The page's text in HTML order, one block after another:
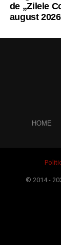
de „Zilele
august 2026
HOME
© 2014 -